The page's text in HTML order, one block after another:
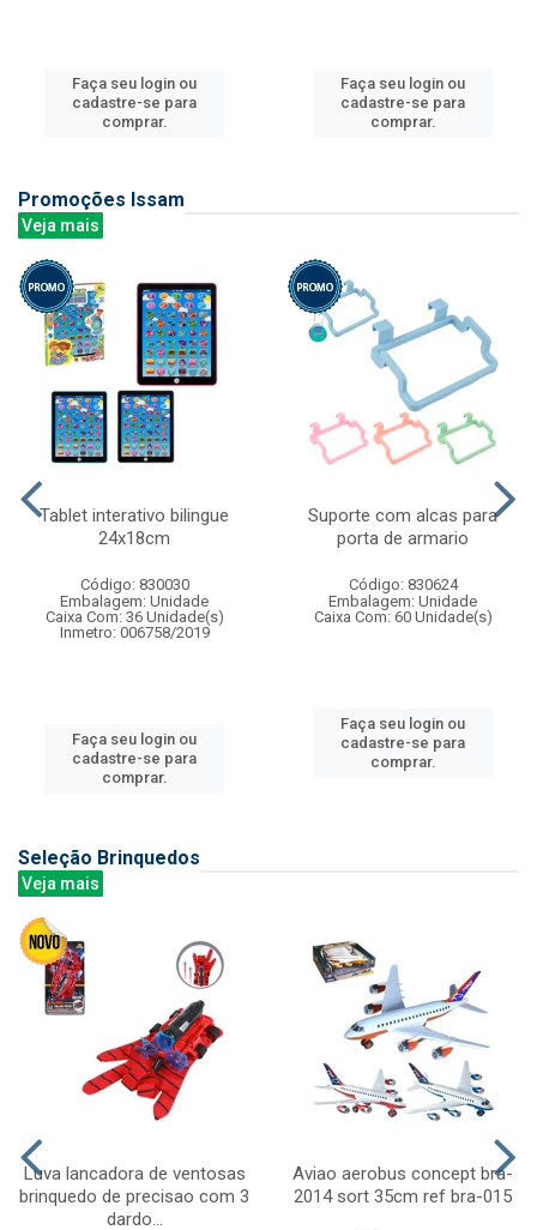
Faça seu login ou
cadastre-se para
comprar.
Faça seu login ou
cadastre-se para
comprar.
Promoções Issam
Veja mais
Tablet interativo bilingue
24x18cm
Código: 830030
Embalagem: Unidade
Caixa Com: 36 Unidade(s)
Inmetro: 006758/2019
Faça seu login ou
cadastre-se para
comprar.
Suporte com alcas para
porta de armario
Código: 830624
Embalagem: Unidade
Caixa Com: 60 Unidade(s)
Faça seu login ou
cadastre-se para
comprar.
Seleção Brinquedos
Veja mais
Luva lancadora de ventosas
brinquedo de precisao com 3
dardo...
Aviao aerobus concept bra-
2014 sort 35cm ref bra-015